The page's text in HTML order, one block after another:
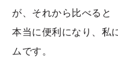
が、それから比べると
本当に便利になり、私
ムです。